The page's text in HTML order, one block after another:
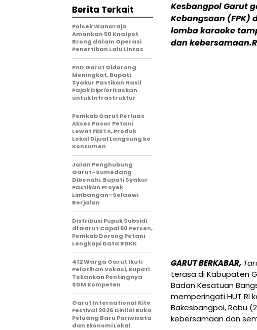
Kesbangpol Garut
Kebangsaan (FPK)
lomba karaoke
dan
GARUT BERKABAR,
terasa di Kabupaten
Badan Kesatuan
memperingati HUT RI
Bakesbangpol, Rabu
kebersamaan dan
Berita Terkait
Polsek Wanaraja
Amankan 50 Knalpot
Brong dalam Operasi
Penertiban Lalu Lintas
PAD Garut Didorong
Meningkat, Bupati
Syakur Pastikan Hasil
Pajak Diprioritaskan
untuk Infrastruktur
Pemkab Garut Perluas
Akses Pasar Petani
Lewat FESTA, Produk
Lokal Dijual Langsung ke
Konsumen
Jalan Penghubung
Garut–Sumedang
Dibenahi, Bupati Syakur
Pastikan Proyek
Limbangan–Selaawi
Berjalan
Distribusi Pupuk Subsidi
di Garut Capai 50 Persen,
Pemkab Dorong Petani
Lengkapi Data RDKK
412 Warga Garut Ikuti
Pelatihan Vokasi, Bupati
Tekankan Pentingnya
SDM Kompeten
Garut International Kite
Festival 2026 Dinilai Buka
Peluang Baru Pariwisata
dan Ekonomi Lokal